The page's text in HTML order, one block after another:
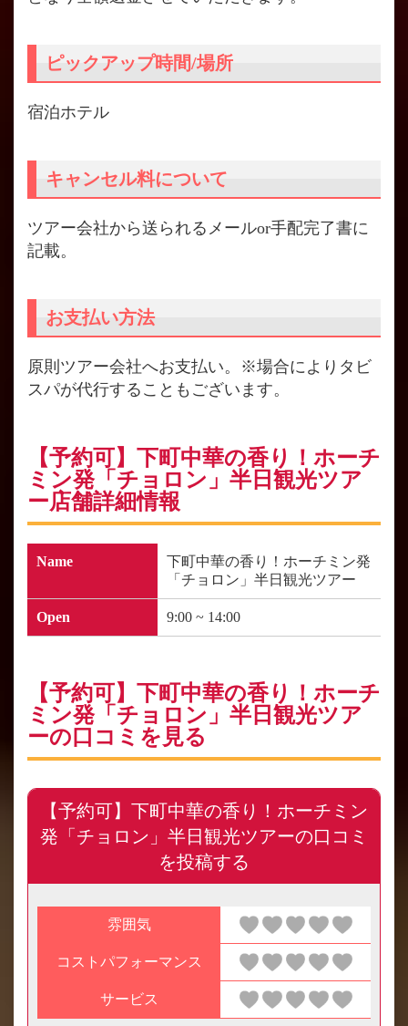
ピックアップ時間/場所
宿泊ホテル
キャンセル料について
ツアー会社から送られるメールor手配完了書に
記載。
お支払い方法
原則ツアー会社へお支払い。※場合によりタビ
スパが代行することもございます。
【予約可】下町中華の香り！ホーチ
ミン発「チョロン」半日観光ツア
ー店舗詳細情報
Name
下町中華の香り！ホーチミン発
「チョロン」半日観光ツアー
Open 9:00 ~ 14:00
【予約可】下町中華の香り！ホーチ
ミン発「チョロン」半日観光ツア
ーの口コミを見る
【予約可】下町中華の香り！ホーチミン
発「チョロン」半日観光ツアーの口コミ
を投稿する
雰囲気
コストパフォーマンス
サービス